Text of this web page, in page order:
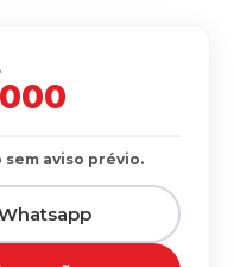
aviso prévio.